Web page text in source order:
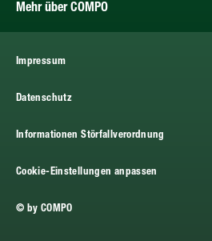
Mehr über COMPO
Impressum
Datenschutz
Informationen Störfallverordnung
Cookie-Einstellungen anpassen
© by COMPO